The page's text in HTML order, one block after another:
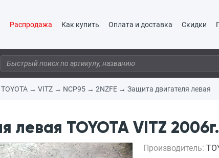
Распродажа Как купить Оплата и доставка Скидки
TOYOTA → VITZ → NCP95 → 2NZFE → Защита двигателя левая
левая TOYOTA VITZ
Производитель: